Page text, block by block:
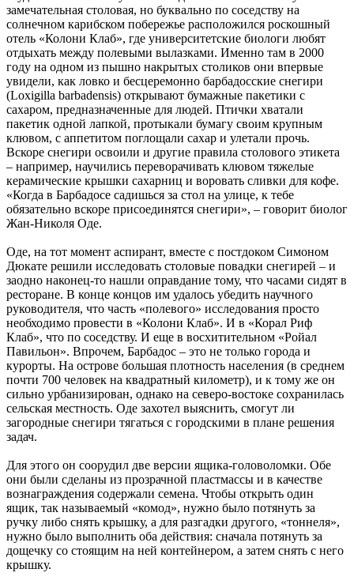
замечательная столовая, но буквально по соседству на
солнечном карибском побережье расположился роскошный
отель «Колони Клаб», где университетские биологи любят
отдыхать между полевыми вылазками. Именно там в 2000
году на одном из пышно накрытых столиков они впервые
увидели, как ловко и бесцеремонно барбадосские снегири
(Loxigilla barbadensis) открывают бумажные пакетики с
сахаром, предназначенные для людей. Птички хватали
пакетик одной лапкой, протыкали бумагу своим крупным
клювом, с аппетитом поглощали сахар и улетали прочь.
Вскоре снегири освоили и другие правила столового этикета
– например, научились переворачивать клювом тяжелые
керамические крышки сахарниц и воровать сливки для кофе.
«Когда в Барбадосе садишься за стол на улице, к тебе
обязательно вскоре присоединятся снегири», – говорит биолог
Жан-Николя Оде.
Оде, на тот момент аспирант, вместе с постдоком Симоном
Дюкате решили исследовать столовые повадки снегирей – и
заодно наконец-то нашли оправдание тому, что часами сидят в
ресторане. В конце концов им удалось убедить научного
руководителя, что часть «полевого» исследования просто
необходимо провести в «Колони Клаб». И в «Корал Риф
Клаб», что по соседству. И еще в восхитительном «Ройал
Павильон». Впрочем, Барбадос – это не только города и
курорты. На острове большая плотность населения (в среднем
почти 700 человек на квадратный километр), и к тому же он
сильно урбанизирован, однако на северо-востоке сохранилась
сельская местность. Оде захотел выяснить, смогут ли
загородные снегири тягаться с городскими в плане решения
задач.
Для этого он соорудил две версии ящика-головоломки. Обе
они были сделаны из прозрачной пластмассы и в качестве
вознаграждения содержали семена. Чтобы открыть один
ящик, так называемый «комод», нужно было потянуть за
ручку либо снять крышку, а для разгадки другого, «тоннеля»,
нужно было выполнить оба действия: сначала потянуть за
дощечку со стоящим на ней контейнером, а затем снять с него
крышку.